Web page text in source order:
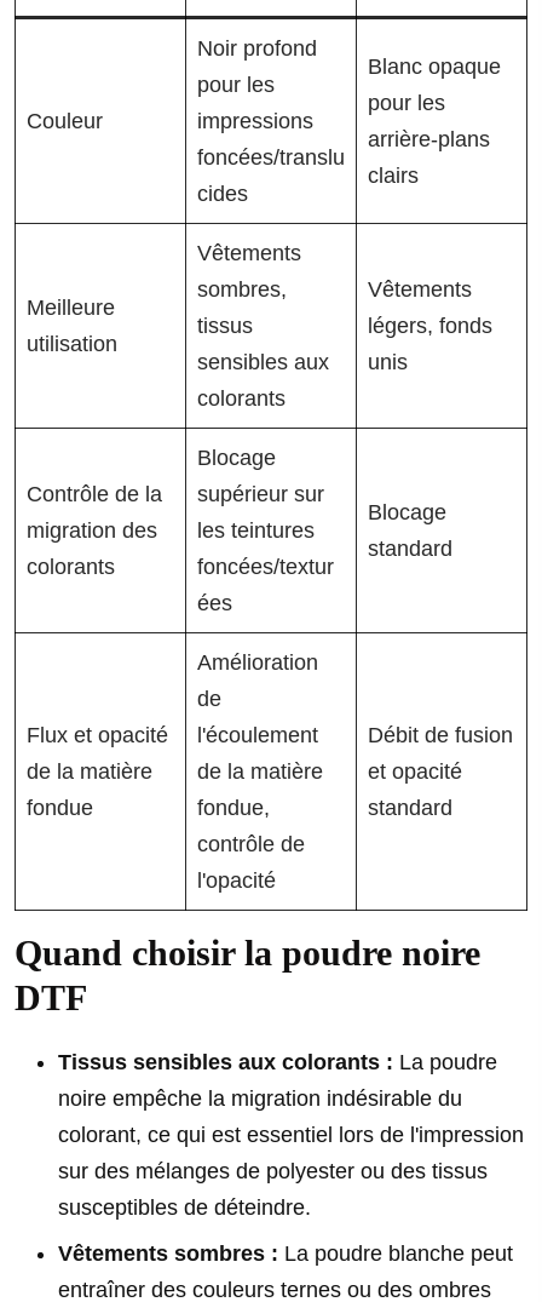
Couleur
Noir profond
pour les
impressions
foncées/translu
cides
Blanc opaque
pour les
arrière-plans
clairs
Meilleure
utilisation
Vêtements
sombres,
tissus
sensibles aux
colorants
Vêtements
légers, fonds
unis
Contrôle de la
migration des
colorants
Blocage
supérieur sur
les teintures
foncées/textur
ées
Blocage
standard
Flux et opacité
de la matière
fondue
Amélioration
de
l'écoulement
de la matière
fondue,
contrôle de
l'opacité
Débit de fusion
et opacité
standard
Quand choisir la poudre noire
DTF
Tissus sensibles aux colorants : La poudre
noire empêche la migration indésirable du
colorant, ce qui est essentiel lors de l'impression
sur des mélanges de polyester ou des tissus
susceptibles de déteindre.
Vêtements sombres : La poudre blanche peut
entraîner des couleurs ternes ou des ombres